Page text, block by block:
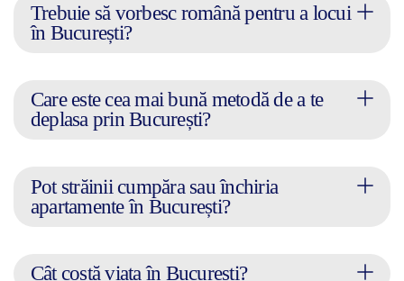
Trebuie să vorbesc română pentru a locui
în București?
Care este cea mai bună metodă de a te
deplasa prin București?
Pot străinii cumpăra sau închiria
apartamente în București?
Cât costă viața în București?